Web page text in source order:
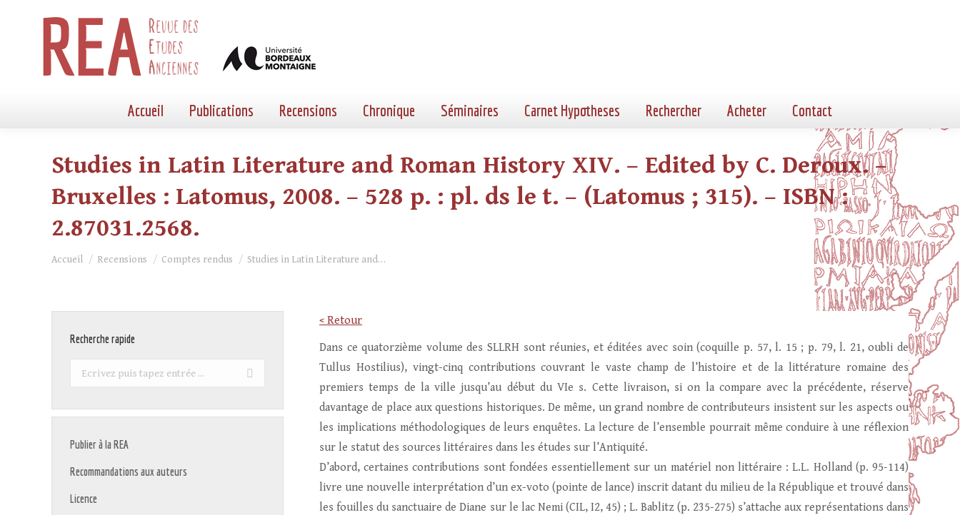
Accueil Publications Recensions Chronique Séminaires Carnet Hypotheses Rechercher Acheter Contact
Studies in Latin Literature and Roman History XIV. – Edited by C. Deroux. –
Bruxelles : Latomus, 2008. – 528 p. : pl. ds le t. – (Latomus ; 315). – ISBN :
2.87031.2568.
Vous êtes ici :
Accueil Recensions Comptes rendus Studies in Latin Literature and…
< Retour
Dans ce quatorzième volume des SLLRH sont réunies, et éditées avec soin (coquille p. 57, l. 15 ; p. 79, l. 21, oubli de
Tullus Hostilius), vingt-cinq contributions couvrant le vaste champ de l’histoire et de la littérature romaine des
premiers temps de la ville jusqu’au début du VIe s. Cette livraison, si on la compare avec la précédente, réserve
davantage de place aux questions historiques. De même, un grand nombre de contributeurs insistent sur les aspects ou
les implications méthodologiques de leurs enquêtes. La lecture de l’ensemble pourrait même conduire à une réflexion
sur le statut des sources littéraires dans les études sur l’Antiquité.
D’abord, certaines contributions sont fondées essentiellement sur un matériel non littéraire : L.L. Holland (p. 95-114)
livre une nouvelle interprétation d’un ex-voto (pointe de lance) inscrit datant du milieu de la République et trouvé dans
les fouilles du sanctuaire de Diane sur le lac Nemi (CIL, I2, 45) ; L. Bablitz (p. 235-275) s’attache aux représentations dans
Recherche rapide
Recherche
Publier à la REA
Recommandations aux auteurs
Licence